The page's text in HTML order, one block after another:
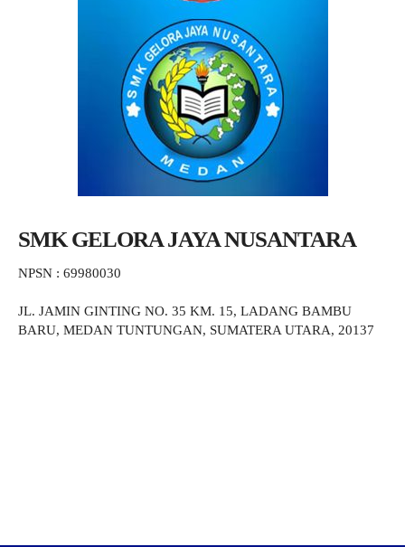
SMK GELORA JAYA NUSANTARA
NPSN : 69980030
JL. JAMIN GINTING NO. 35 KM. 15, LADANG BAMBU
BARU, MEDAN TUNTUNGAN, SUMATERA UTARA, 20137